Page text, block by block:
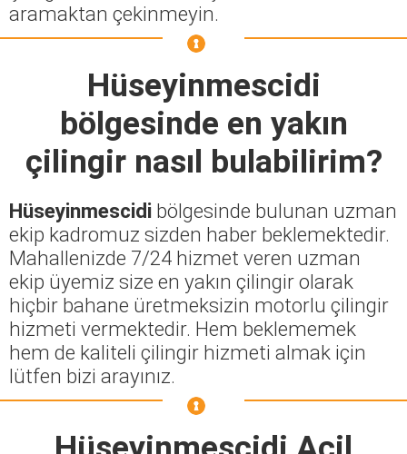
aramaktan çekinmeyin.
Hüseyinmescidi
bölgesinde en yakın
çilingir nasıl bulabilirim?
Hüseyinmescidi bölgesinde bulunan uzman
ekip kadromuz sizden haber beklemektedir.
Mahallenizde 7/24 hizmet veren uzman
ekip üyemiz size en yakın çilingir olarak
hiçbir bahane üretmeksizin motorlu çilingir
hizmeti vermektedir. Hem beklememek
hem de kaliteli çilingir hizmeti almak için
lütfen bizi arayınız.